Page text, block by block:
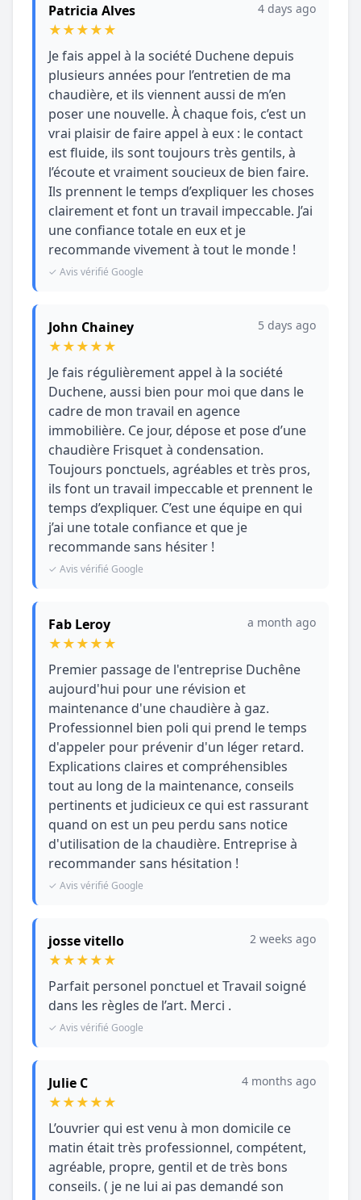
Patricia Alves
★★★★★
4 days ago
Je fais appel à la société Duchene depuis
plusieurs années pour l’entretien de ma
chaudière, et ils viennent aussi de m’en
poser une nouvelle. À chaque fois, c’est un
vrai plaisir de faire appel à eux : le contact
est fluide, ils sont toujours très gentils, à
l’écoute et vraiment soucieux de bien faire.
Ils prennent le temps d’expliquer les choses
clairement et font un travail impeccable. J’ai
une confiance totale en eux et je
recommande vivement à tout le monde !
✓ Avis vérifié Google
John Chainey
★★★★★
5 days ago
Je fais régulièrement appel à la société
Duchene, aussi bien pour moi que dans le
cadre de mon travail en agence
immobilière. Ce jour, dépose et pose d’une
chaudière Frisquet à condensation.
Toujours ponctuels, agréables et très pros,
ils font un travail impeccable et prennent le
temps d’expliquer. C’est une équipe en qui
j’ai une totale confiance et que je
recommande sans hésiter !
✓ Avis vérifié Google
Fab Leroy
★★★★★
a month ago
Premier passage de l'entreprise Duchêne
aujourd'hui pour une révision et
maintenance d'une chaudière à gaz.
Professionnel bien poli qui prend le temps
d'appeler pour prévenir d'un léger retard.
Explications claires et compréhensibles
tout au long de la maintenance, conseils
pertinents et judicieux ce qui est rassurant
quand on est un peu perdu sans notice
d'utilisation de la chaudière. Entreprise à
recommander sans hésitation !
✓ Avis vérifié Google
josse vitello
★★★★★
2 weeks ago
Parfait personel ponctuel et Travail soigné
dans les règles de l’art. Merci .
✓ Avis vérifié Google
Julie C
★★★★★
4 months ago
L’ouvrier qui est venu à mon domicile ce
matin était très professionnel, compétent,
agréable, propre, gentil et de très bons
conseils. ( je ne lui ai pas demandé son